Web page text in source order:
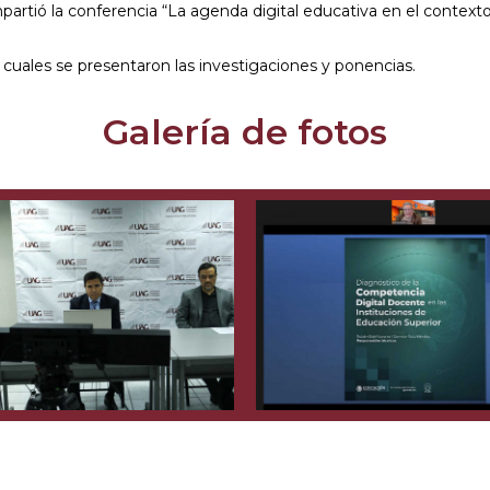
la conferencia “La agenda digital educativa en el
se presentaron las investigaciones y ponencias.
Galería de fotos